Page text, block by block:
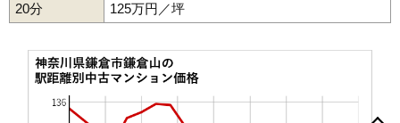
20分
125万円／坪